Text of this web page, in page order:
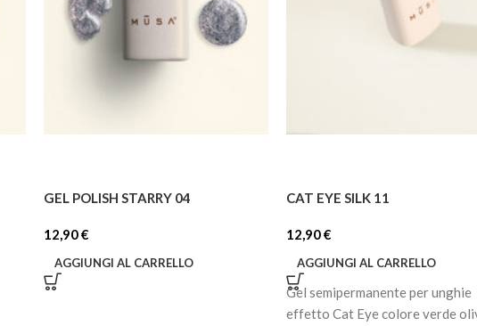
GEL POLISH STARRY 04
12,90€
AGGIUNGI AL CARRELLO
CAT EYE SILK 11
12,90€
AGGIUNGI AL CARRELLO
Gel semipermanente per unghie
effetto Cat Eye colore verde